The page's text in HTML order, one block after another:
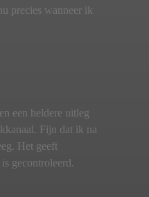
precies wanneer ik
een heldere uitleg
Fijn dat ik na
Het geeft
gecontroleerd.